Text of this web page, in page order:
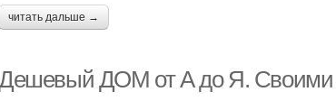
читать дальше →
ДОМ от А до Я. Своими